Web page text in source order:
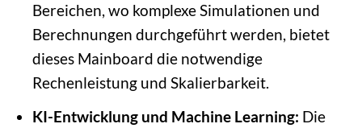
Bereichen, wo komplexe Simulationen und
Berechnungen durchgeführt werden, bietet
dieses Mainboard die notwendige
Rechenleistung und Skalierbarkeit.
KI-Entwicklung und Machine Learning: Die